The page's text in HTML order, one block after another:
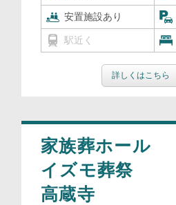
安置施設あり
駅近く
詳しくはこちら
家族葬ホール
イズモ葬祭
高蔵寺